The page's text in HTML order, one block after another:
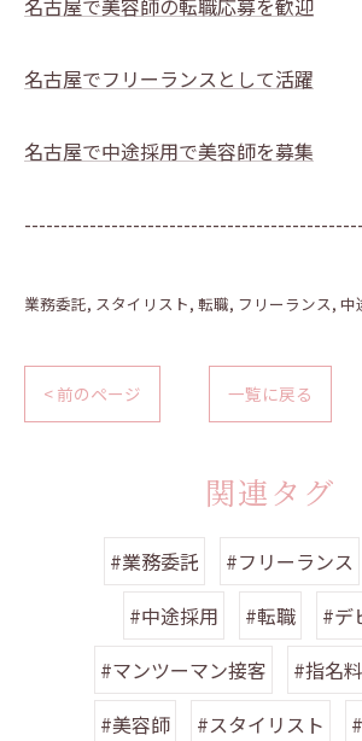
名古屋で美容師の転職応募を歓迎
名古屋でフリーランスとして活躍
名古屋で中途採用で美容師を募集
業務委託 スタイリスト 転職 フリーランス 中
< 前のページ 一覧に戻る
関連タグ
#業務委託 #フリーランス
#中途採用
#転職
#デ
#マンツーマン接客
#指名料
#美容師
#スタイリスト